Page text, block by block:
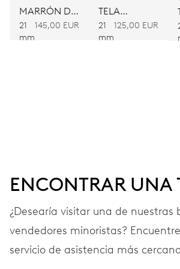
FRECUENCIA
28’800 A/h, 4 Hz
GARANTÍA 2 años
Únete a MyOris y amplía gratis tu garantía a
MARRÓN DE
PIEL
21
mm
145,00 EUR
TELA
BICOLOR
21
mm
125,00 EUR
ENCONTRAR UNA
¿Desearía visitar una de nuestras
vendedores minoristas?
servicio de asistencia más